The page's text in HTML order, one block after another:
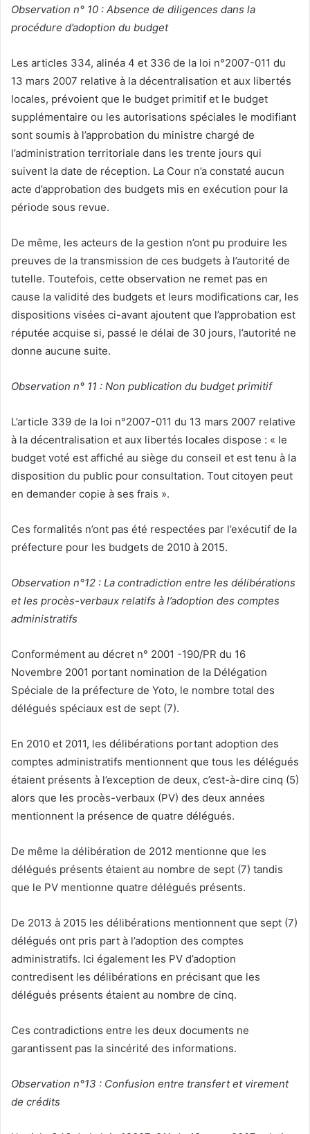
Observation n° 10 : Absence de diligences dans la
procédure d’adoption du budget
Les articles 334, alinéa 4 et 336 de la loi n°2007-011 du
13 mars 2007 relative à la décentralisation et aux libertés
locales, prévoient que le budget primitif et le budget
supplémentaire ou les autorisations spéciales le modifiant
sont soumis à l’approbation du ministre chargé de
l’administration territoriale dans les trente jours qui
suivent la date de réception. La Cour n’a constaté aucun
acte d’approbation des budgets mis en exécution pour la
période sous revue.
De même, les acteurs de la gestion n’ont pu produire les
preuves de la transmission de ces budgets à l’autorité de
tutelle. Toutefois, cette observation ne remet pas en
cause la validité des budgets et leurs modifications car, les
dispositions visées ci-avant ajoutent que l’approbation est
réputée acquise si, passé le délai de 30 jours, l’autorité ne
donne aucune suite.
Observation n° 11 : Non publication du budget primitif
L’article 339 de la loi n°2007-011 du 13 mars 2007 relative
à la décentralisation et aux libertés locales dispose : « le
budget voté est affiché au siège du conseil et est tenu à la
disposition du public pour consultation. Tout citoyen peut
en demander copie à ses frais ».
Ces formalités n’ont pas été respectées par l’exécutif de la
préfecture pour les budgets de 2010 à 2015.
Observation n°12 : La contradiction entre les délibérations
et les procès-verbaux relatifs à l’adoption des comptes
administratifs
Conformément au décret n° 2001 -190/PR du 16
Novembre 2001 portant nomination de la Délégation
Spéciale de la préfecture de Yoto, le nombre total des
délégués spéciaux est de sept (7).
En 2010 et 2011, les délibérations portant adoption des
comptes administratifs mentionnent que tous les délégués
étaient présents à l’exception de deux, c’est-à-dire cinq (5)
alors que les procès-verbaux (PV) des deux années
mentionnent la présence de quatre délégués.
De même la délibération de 2012 mentionne que les
délégués présents étaient au nombre de sept (7) tandis
que le PV mentionne quatre délégués présents.
De 2013 à 2015 les délibérations mentionnent que sept (7)
délégués ont pris part à l’adoption des comptes
administratifs. Ici également les PV d’adoption
contredisent les délibérations en précisant que les
délégués présents étaient au nombre de cinq.
Ces contradictions entre les deux documents ne
garantissent pas la sincérité des informations.
Observation n°13 : Confusion entre transfert et virement
de crédits